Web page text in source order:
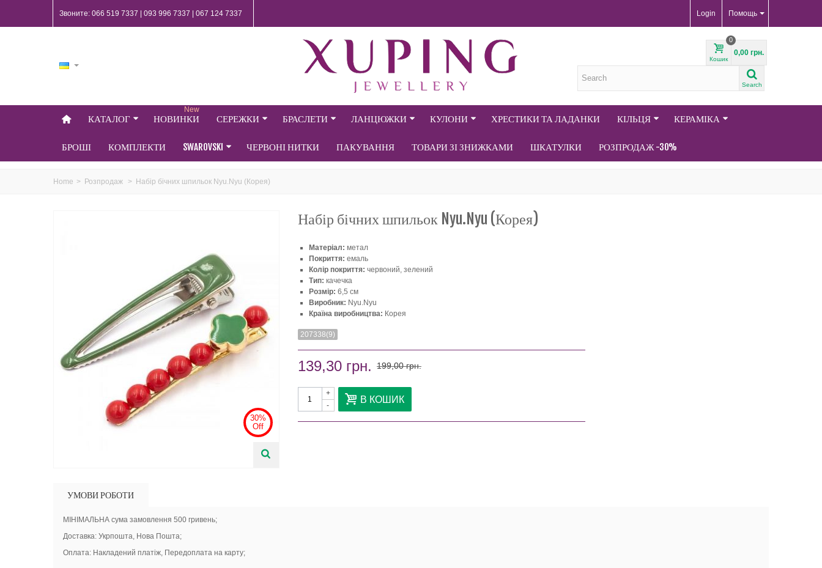
Помощь
Звоните: 066 519 7337 | 093 996 7337 | 067 124 7337 Login
Кошик
0
0,00 грн.
Search
КАТАЛОГ НОВИНКИ
New
СЕРЕЖКИ БРАСЛЕТИ ЛАНЦЮЖКИ КУЛОНИ ХРЕСТИКИ ТА ЛАДАНКИ КІЛЬЦЯ КЕРАМІКА
БРОШІ КОМПЛЕКТИ SWAROVSKI ЧЕРВОНІ НИТКИ ПАКУВАННЯ ТОВАРИ ЗІ ЗНИЖКАМИ ШКАТУЛКИ РОЗПРОДАЖ -30%
Home > Розпродаж > Набір бічних шпильок Nyu.Nyu (Корея)
30%
Off
Набір бічних шпильок Nyu.Nyu (Корея)
Матеріал: метал
Покриття: емаль
Колір покриття: червоний, зелений
Тип: качечка
Розмір: 6,5 см
Виробник: Nyu.Nyu
Країна виробництва: Корея
207338(9)
139,30 грн. 199,00 грн.
-
+ В КОШИК
УМОВИ РОБОТИ
МІНІМАЛЬНА сума замовлення 500 гривень;
Доставка: Укрпошта, Нова Пошта;
Оплата: Накладений платіж, Передоплата на карту;